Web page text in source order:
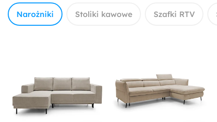
Narożniki Stoliki kawowe Szafki RTV